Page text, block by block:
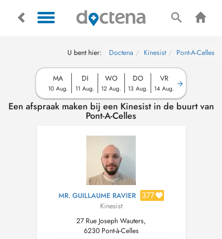
U bent hier: Doctena Kinesist Pont-A-Celles
MA
10 Aug.
DI
11 Aug.
WO
12 Aug.
DO
13 Aug.
VR
14 Aug.
Een afspraak maken bij een Kinesist in de buurt van
Pont-A-Celles
MR. GUILLAUME RAVIER 377
Kinesist
27 Rue Joseph Wauters,
6230 Pont-à-Celles